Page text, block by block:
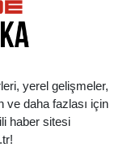
yerel gelişmeler,
ve daha fazlası için
haber sitesi